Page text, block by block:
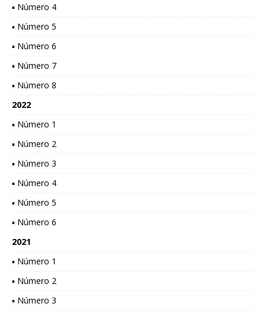
▪ Número 4
▪ Número 5
▪ Número 6
▪ Número 7
▪ Número 8
2022
▪ Número 1
▪ Número 2
▪ Número 3
▪ Número 4
▪ Número 5
▪ Número 6
2021
▪ Número 1
▪ Número 2
▪ Número 3